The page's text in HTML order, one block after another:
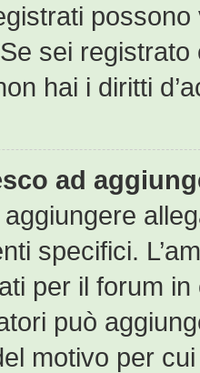
sei
hai i diritti
ad
specifici.
per il forum
può
motivo per